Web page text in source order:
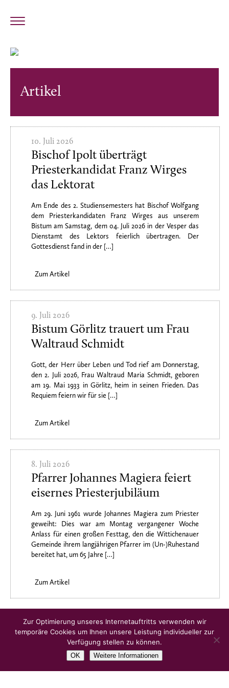
Artikel
10. Juli 2026
Bischof Ipolt überträgt
Priesterkandidat Franz Wirges
das Lektorat
Am Ende des 2. Studiensemesters hat Bischof Wolfgang
dem Priesterkandidaten Franz Wirges aus unserem
Bistum am Samstag, dem 04. Juli 2026 in der Vesper das
Dienstamt des Lektors feierlich übertragen. Der
Gottesdienst fand in der […]
Zum Artikel
9. Juli 2026
Bistum Görlitz trauert um Frau
Waltraud Schmidt
Gott, der Herr über Leben und Tod rief am Donnerstag,
den 2. Juli 2026, Frau Waltraud Maria Schmidt, geboren
am 19. Mai 1933 in Görlitz, heim in seinen Frieden. Das
Requiem feiern wir für sie […]
Zum Artikel
8. Juli 2026
Pfarrer Johannes Magiera feiert
eisernes Priesterjubiläum
Am 29. Juni 1961 wurde Johannes Magiera zum Priester
geweiht: Dies war am Montag vergangener Woche
Anlass für einen großen Festtag, den die Wittichenauer
Gemeinde ihrem langjährigen Pfarrer im (Un-)Ruhestand
bereitet hat, um 65 Jahre […]
Zum Artikel
Ältere Artikel
Zur Optimierung unseres Internetauftritts verwenden wir
temporäre Cookies um Ihnen unsere Leistung individueller zur
Verfügung stellen zu können.
OK Weitere Informationen